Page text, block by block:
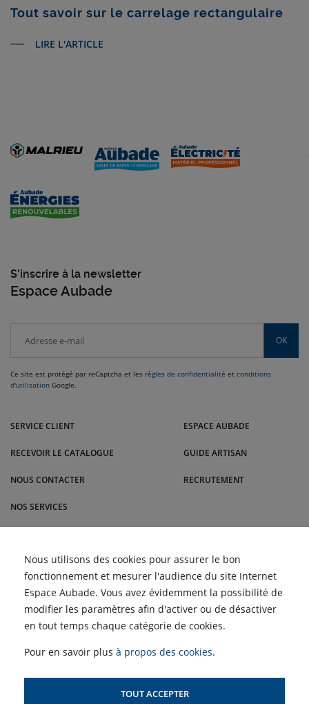
Tout savoir sur le carrelage rectangulaire
LIRE L'ARTICLE
S'inscrire à la newsletter
Espace Aubade
OK
Ce site est protégé par reCaptcha et les règles de confidentialité et conditions
d'utilisation Google.
Rodez, Toulouse, Cabestany, Montauban, Brive-la-Gaillarde et bien
SERVICE CLIENT
RECEVOIR LE CATALOGUE
NOUS CONTACTER
NOS SERVICES
Comment nettoyer les
filtres d'une climatisation
pour un air plus sain |
Choisir un climatiseur
adapté à son logement ?
ACTUALITÉS
Meuble et du Carrelage |
Profitez des Semaines de
ESPACE AUBADE
GUIDE ARTISAN
RECRUTEMENT
ACCÈS PROFESSIONNELS :
SIMULATEUR D'AIDES
Nous utilisons des cookies pour assurer le bon
fonctionnement et mesurer l'audience du site Internet
Espace Aubade. Vous avez évidemment la possibilité de
modifier les paramètres afin d'activer ou de désactiver
en tout temps chaque catégorie de cookies.
Pour en savoir plus à propos des cookies.
TOUT ACCEPTER